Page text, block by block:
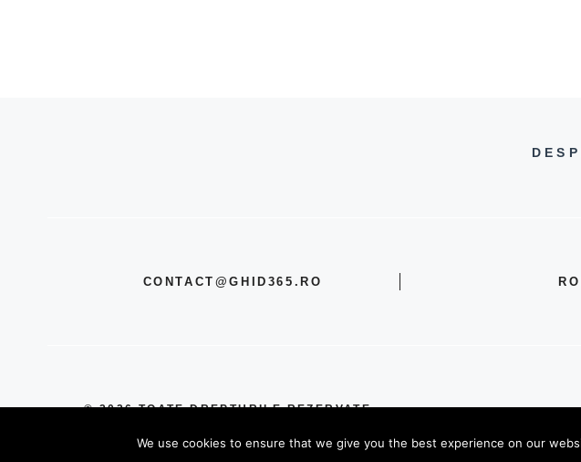
CONTACT@GHID365.RO
© 2026 TOATE DREPTURILE REZERVATE
We use cookies to ensure that we give you the best experience on our